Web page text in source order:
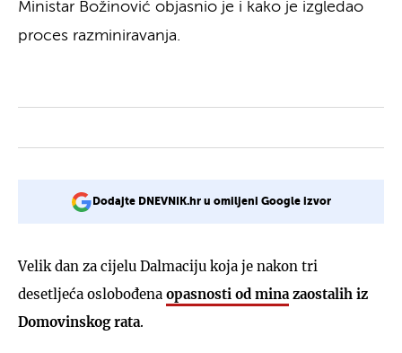
Ministar Božinović objasnio je i kako je izgledao
proces razminiravanja.
Dodajte DNEVNIK.hr u omiljeni Google izvor
Velik dan za cijelu Dalmaciju koja je nakon tri
desetljeća oslobođena opasnosti od mina zaostalih iz
Domovinskog rata.